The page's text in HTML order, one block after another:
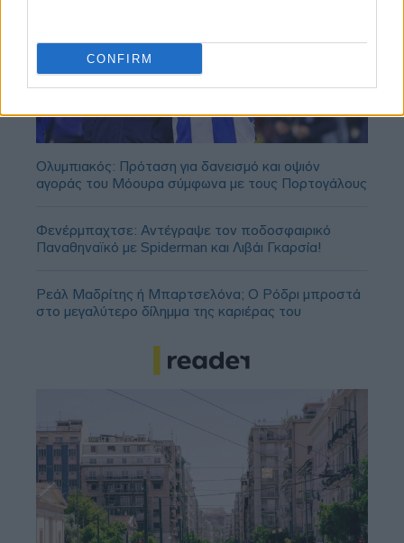
CONFIRM
Ολυμπιακός: Πρόταση για δανεισμό και οψιόν
αγοράς του Μόουρα σύμφωνα με τους Πορτογάλους
Φενέρμπαχτσε: Αντέγραψε τον ποδοσφαιρικό
Παναθηναϊκό με Spiderman και Λιβάι Γκαρσία!
Ρεάλ Μαδρίτης ή Μπαρτσελόνα; Ο Ρόδρι μπροστά
στο μεγαλύτερο δίλημμα της καριέρας του